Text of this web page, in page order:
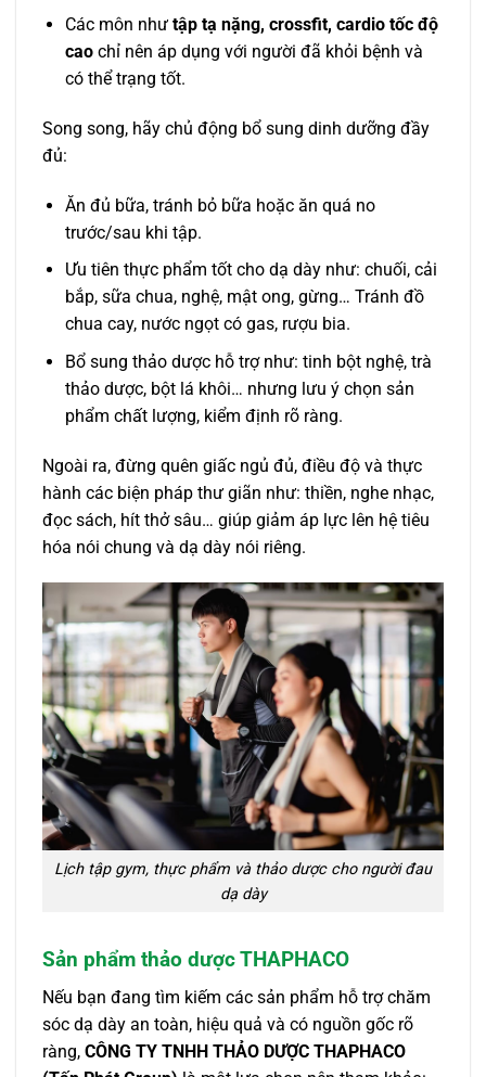
Các môn như tập tạ nặng, crossfit, cardio tốc độ
caochỉ nên áp dụng với người đã khỏi bệnh và
có thể trạng tốt.
Song song, hãy chủ động bổ sung dinh dưỡng đầy
đủ:
Ăn đủ bữa, tránh bỏ bữa hoặc ăn quá no
trước/sau khi tập.
Ưu tiên thực phẩm tốt cho dạ dày như: chuối, cải
bắp, sữa chua, nghệ, mật ong, gừng… Tránh đồ
chua cay, nước ngọt có gas, rượu bia.
Bổ sung thảo dược hỗ trợ như: tinh bột nghệ, trà
thảo dược, bột lá khôi… nhưng lưu ý chọn sản
phẩm chất lượng, kiểm định rõ ràng.
Ngoài ra, đừng quên giấc ngủ đủ, điều độ và thực
hành các biện pháp thư giãn như: thiền, nghe nhạc,
đọc sách, hít thở sâu… giúp giảm áp lực lên hệ tiêu
hóa nói chung và dạ dày nói riêng.
Lịch tập gym, thực phẩm và thảo dược cho người đau
dạ dày
Sản phẩm thảo dược THAPHACO
Nếu bạn đang tìm kiếm các sản phẩm hỗ trợ chăm
sóc dạ dày an toàn, hiệu quả và có nguồn gốc rõ
ràng, CÔNG TY TNHH THẢO DƯỢC THAPHACO